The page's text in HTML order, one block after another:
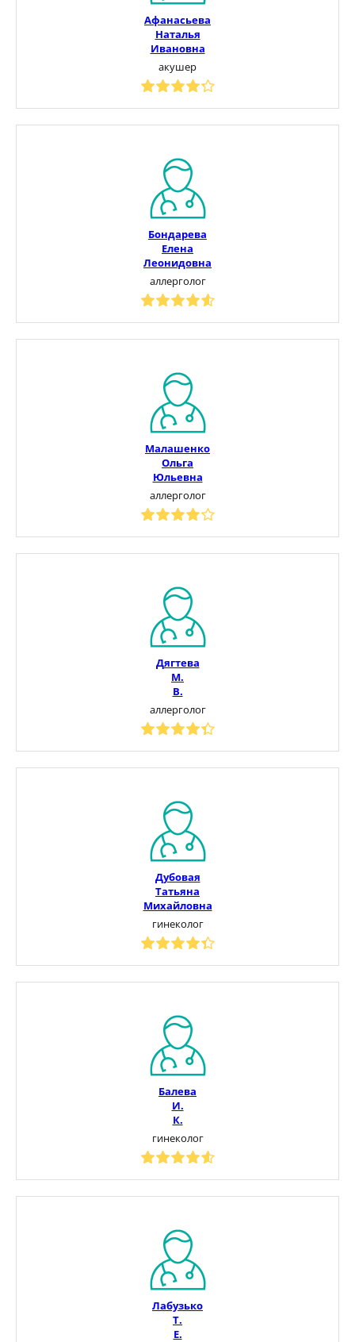
Афанасьева
Наталья
Ивановна
акушер
Бондарева
Елена
Леонидовна
аллерголог
Малашенко
Ольга
Юльевна
аллерголог
Дягтева
М.
В.
аллерголог
Дубовая
Татьяна
Михайловна
гинеколог
Балева
И.
К.
гинеколог
Лабузько
Т.
Е.